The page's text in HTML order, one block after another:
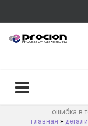
ошибка в
главная »